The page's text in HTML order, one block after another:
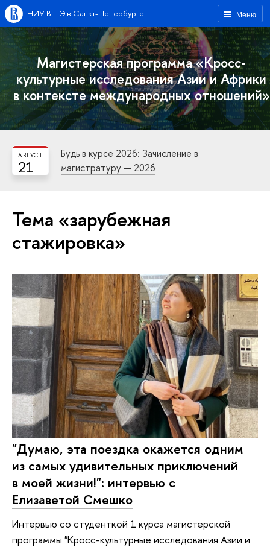
Меню
НИУ ВШЭ в Санкт-Петербурге
Магистерская программа «Кросс-
культурные исследования Азии и Африки
в контексте международных отношений»
21
АВГУСТ
Будь в курсе 2026: Зачисление в
магистратуру — 2026
Тема «зарубежная
стажировка»
"Думаю, эта поездка окажется одним
из самых удивительных приключений
в моей жизни!": интервью с
Елизаветой Смешко
Интервью со студенткой 1 курса магистерской
программы "Кросс-культурные исследования Азии и